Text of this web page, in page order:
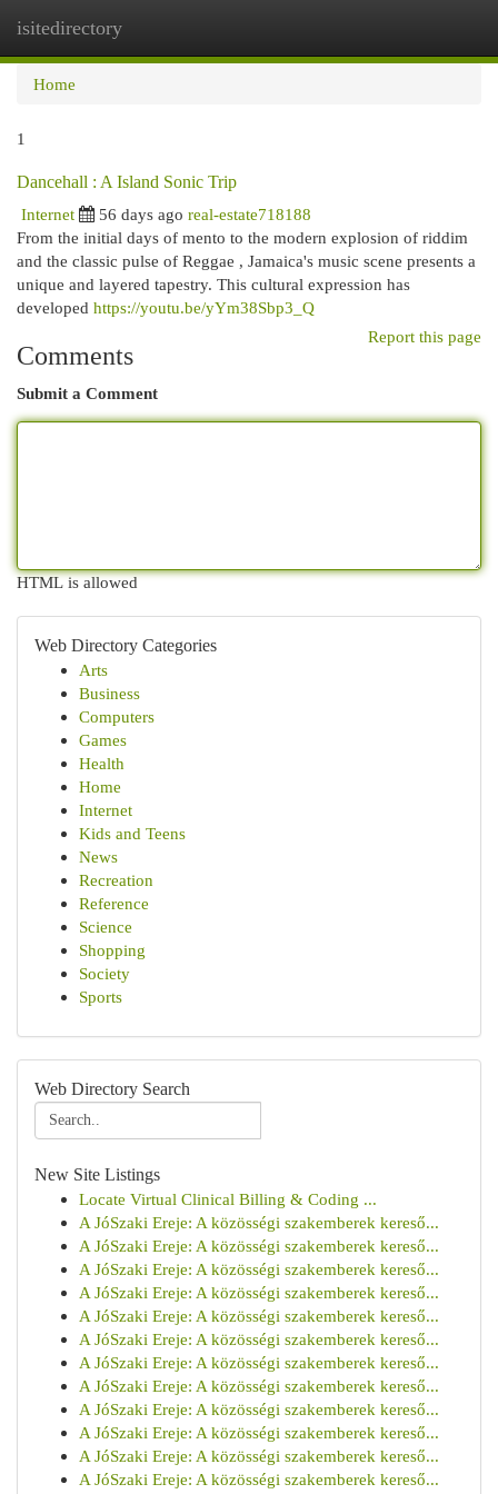
isitedirectory
Home
1
Dancehall : A Island Sonic Trip
Internet
56 days ago real-estate718188
From the initial days of mento to the modern explosion of riddim
and the classic pulse of Reggae , Jamaica's music scene presents a
unique and layered tapestry. This cultural expression has
developed https://youtu.be/yYm38Sbp3_Q
Report this page
Comments
Submit a Comment
HTML is allowed
Web Directory Categories
Arts
Business
Computers
Games
Health
Home
Internet
Kids and Teens
News
Recreation
Reference
Science
Shopping
Society
Sports
Web Directory Search
New Site Listings
Locate Virtual Clinical Billing & Coding ...
A JóSzaki Ereje: A közösségi szakemberek kereső...
A JóSzaki Ereje: A közösségi szakemberek kereső...
A JóSzaki Ereje: A közösségi szakemberek kereső...
A JóSzaki Ereje: A közösségi szakemberek kereső...
A JóSzaki Ereje: A közösségi szakemberek kereső...
A JóSzaki Ereje: A közösségi szakemberek kereső...
A JóSzaki Ereje: A közösségi szakemberek kereső...
A JóSzaki Ereje: A közösségi szakemberek kereső...
A JóSzaki Ereje: A közösségi szakemberek kereső...
A JóSzaki Ereje: A közösségi szakemberek kereső...
A JóSzaki Ereje: A közösségi szakemberek kereső...
A JóSzaki Ereje: A közösségi szakemberek kereső...